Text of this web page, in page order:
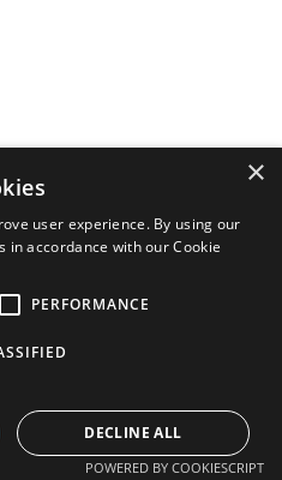
×
user experience. By using our
in accordance with our Cookie
PERFORMANCE
DECLINE ALL
POWERED BY COOKIESCRIPT